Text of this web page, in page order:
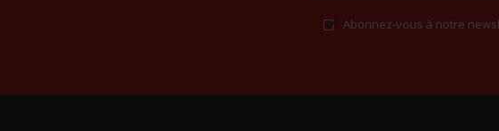
Abonnez-vous à notre